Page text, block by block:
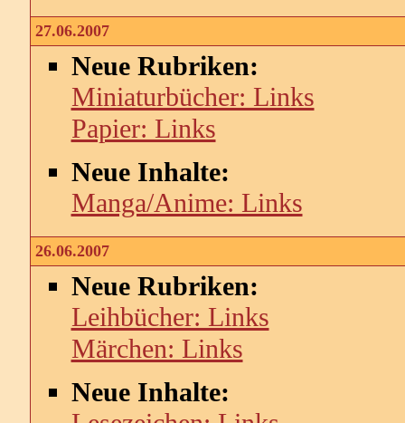
27.06.2007
Neue Rubriken:
Miniaturbücher: Links
Papier: Links
Neue Inhalte:
Manga/Anime: Links
26.06.2007
Neue Rubriken:
Leihbücher: Links
Märchen: Links
Neue Inhalte: